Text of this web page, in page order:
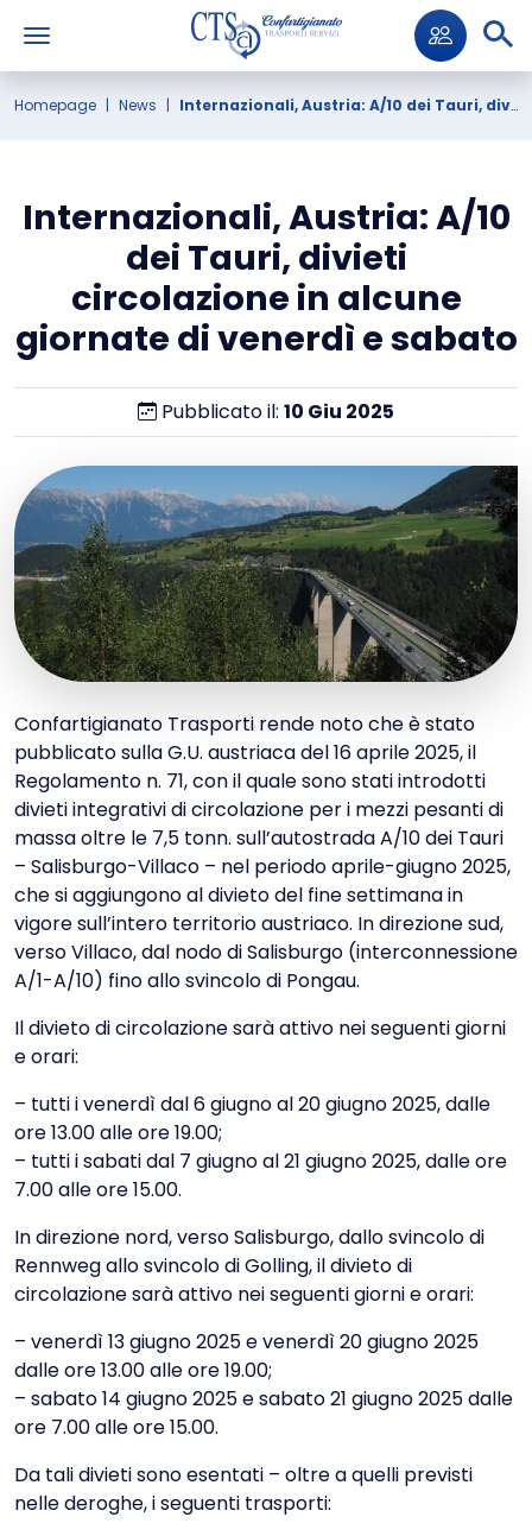
Homepage News Internazionali, Austria: A/10 dei Tauri, divieti circolazione in alcune giornate di venerdì e sabato
Internazionali, Austria: A/10
dei Tauri, divieti
circolazione in alcune
giornate di venerdì e sabato
Pubblicato il: 10 Giu 2025
Confartigianato Trasporti rende noto che è stato
pubblicato sulla G.U. austriaca del 16 aprile 2025, il
Regolamento n. 71, con il quale sono stati introdotti
divieti integrativi di circolazione per i mezzi pesanti di
massa oltre le 7,5 tonn. sull’autostrada A/10 dei Tauri
– Salisburgo-Villaco – nel periodo aprile-giugno 2025,
che si aggiungono al divieto del fine settimana in
vigore sull’intero territorio austriaco. In direzione sud,
verso Villaco, dal nodo di Salisburgo (interconnessione
A/1-A/10) fino allo svincolo di Pongau.
Il divieto di circolazione sarà attivo nei seguenti giorni
e orari:
– tutti i venerdì dal 6 giugno al 20 giugno 2025, dalle
ore 13.00 alle ore 19.00;
– tutti i sabati dal 7 giugno al 21 giugno 2025, dalle ore
7.00 alle ore 15.00.
In direzione nord, verso Salisburgo, dallo svincolo di
Rennweg allo svincolo di Golling, il divieto di
circolazione sarà attivo nei seguenti giorni e orari:
– venerdì 13 giugno 2025 e venerdì 20 giugno 2025
dalle ore 13.00 alle ore 19.00;
– sabato 14 giugno 2025 e sabato 21 giugno 2025 dalle
ore 7.00 alle ore 15.00.
Da tali divieti sono esentati – oltre a quelli previsti
nelle deroghe, i seguenti trasporti: